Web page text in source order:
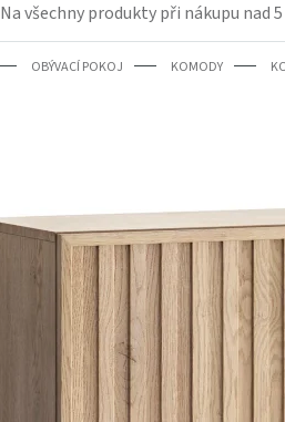
Na všechny produkty při nákupu nad 5
OBÝVACÍ POKOJ KOMODY